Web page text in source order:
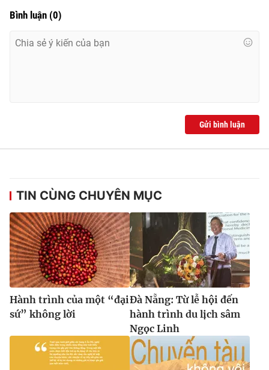
Bình luận (0)
Gửi bình luận
TIN CÙNG CHUYÊN MỤC
Hành trình của một “đại
sứ” không lời
Đà Nẵng: Từ lễ hội đến
hành trình du lịch sâm
Ngọc Linh